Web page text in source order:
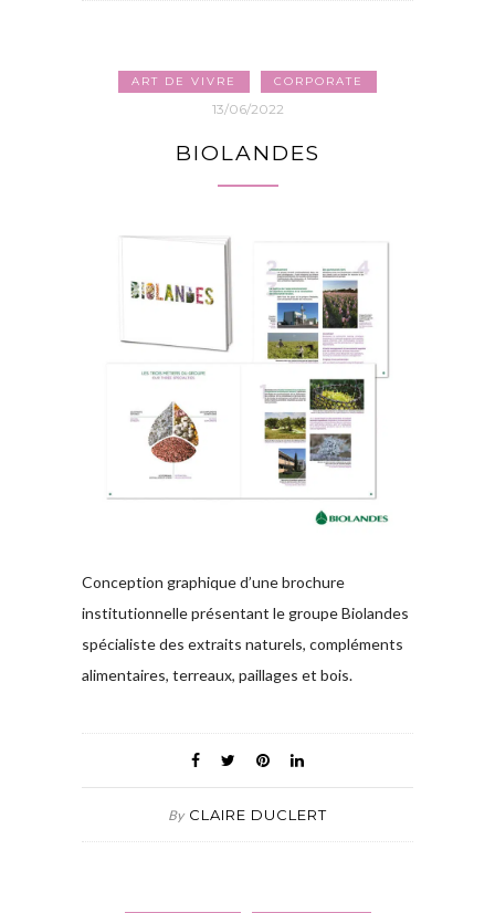
ART DE VIVRE CORPORATE
13/06/2022
BIOLANDES
Conception graphique d’une brochure
institutionnelle présentant le groupe Biolandes
spécialiste des extraits naturels, compléments
alimentaires, terreaux, paillages et bois.
By CLAIRE DUCLERT